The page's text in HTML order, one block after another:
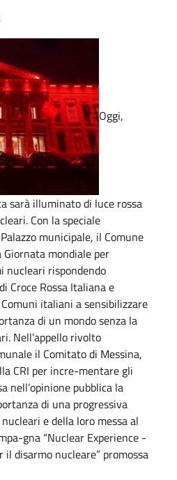
Oggi,
sarà illuminato di luce rossa
Con la speciale
municipale, il Comune
mondiale per
nucleari rispondendo
Croce Rossa Italiana e
italiani a sensibilizzare
di un mondo senza la
Nell’appello rivolto
il Comitato di Messina,
CRI per incre-mentare gli
nell’opinione pubblica la
di una progressiva
e della loro messa al
gna “Nuclear Experience -
il disarmo nucleare” promossa